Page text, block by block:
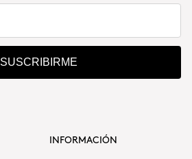
SUSCRIBIRME
INFORMACIÓN